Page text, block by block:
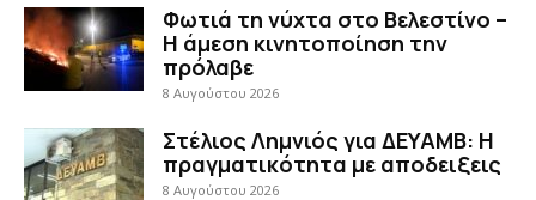
Φωτιά τη νύχτα στο Βελεστίνο –
Η άμεση κινητοποίηση την
πρόλαβε
8 Αυγούστου 2026
Στέλιος Λημνιός για ΔΕΥΑΜΒ: Η
πραγματικότητα με αποδειξεις
8 Αυγούστου 2026